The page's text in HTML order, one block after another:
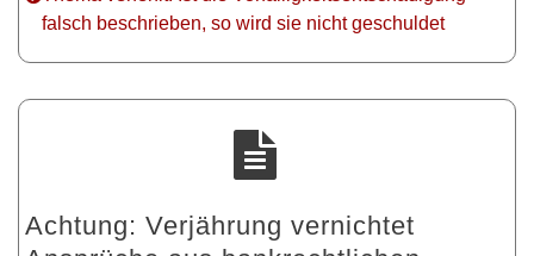
falsch beschrieben, so wird sie nicht geschuldet
Achtung: Verjährung vernichtet